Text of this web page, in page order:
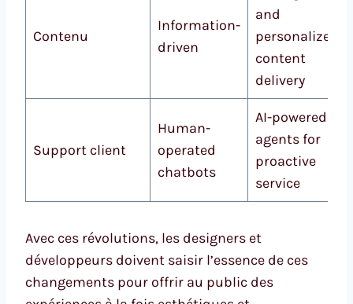
Contenu
Information-
driven
and
personalized
content
delivery
Support client
Human-
operated
chatbots
AI-powered
agents for
proactive
service
Avec ces révolutions, les designers et
développeurs doivent saisir l’essence de ces
changements pour offrir au public des